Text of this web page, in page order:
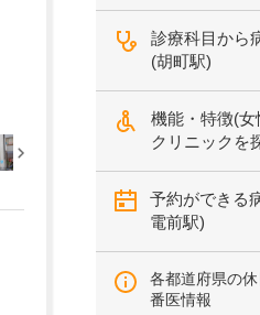
診療科目から
(胡町駅)
機能・特徴(女
クリニックを
予約ができる
電前駅)
各都道府県の
番医情報